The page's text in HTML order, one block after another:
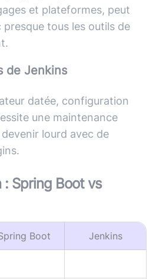
et plateformes, peut
tous les outils de
de Jenkins
datée, configuration
une maintenance
lourd avec de
: Spring Bootvs
Boot Jenkins